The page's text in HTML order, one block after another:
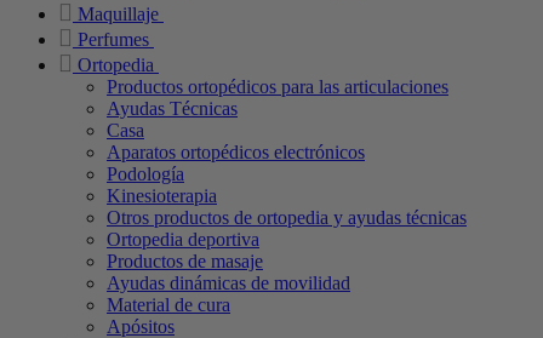
Maquillaje
Perfumes
Ortopedia
Productos ortopédicos para las articulaciones
Ayudas Técnicas
Casa
Aparatos ortopédicos electrónicos
Podología
Kinesioterapia
Otros productos de ortopedia y ayudas técnicas
Ortopedia deportiva
Productos de masaje
Ayudas dinámicas de movilidad
Material de cura
Apósitos